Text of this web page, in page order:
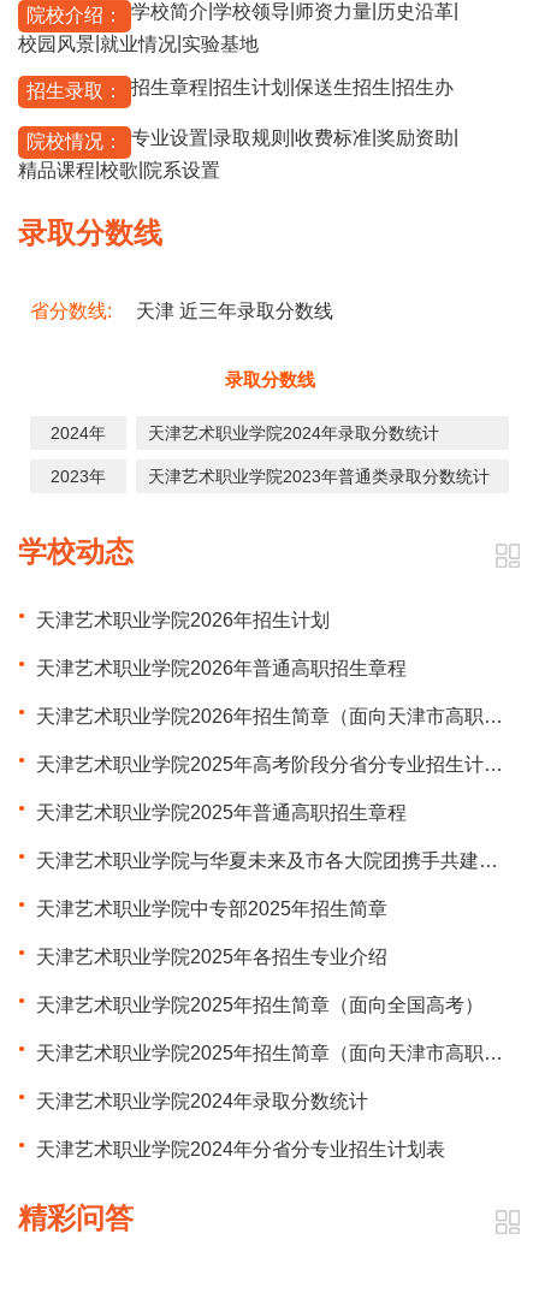
院校介绍： 学校简介 学校领导 师资力量 历史沿革
校园风景 就业情况 实验基地
招生录取： 招生章程 招生计划 保送生招生 招生办
院校情况： 专业设置 录取规则 收费标准 奖励资助
精品课程 校歌 院系设置
录取分数线
省分数线: 天津 近三年录取分数线
录取分数线
2024年 天津艺术职业学院2024年录取分数统计
2023年 天津艺术职业学院2023年普通类录取分数统计
学校动态
天津艺术职业学院2026年招生计划
天津艺术职业学院2026年普通高职招生章程
天津艺术职业学院2026年招生简章（面向天津市高职分类考试）
天津艺术职业学院2025年高考阶段分省分专业招生计划表
天津艺术职业学院2025年普通高职招生章程
天津艺术职业学院与华夏未来及市各大院团携手共建共筑少儿美育新高地
天津艺术职业学院中专部2025年招生简章
天津艺术职业学院2025年各招生专业介绍
天津艺术职业学院2025年招生简章（面向全国高考）
天津艺术职业学院2025年招生简章（面向天津市高职分类考试）
天津艺术职业学院2024年录取分数统计
天津艺术职业学院2024年分省分专业招生计划表
精彩问答